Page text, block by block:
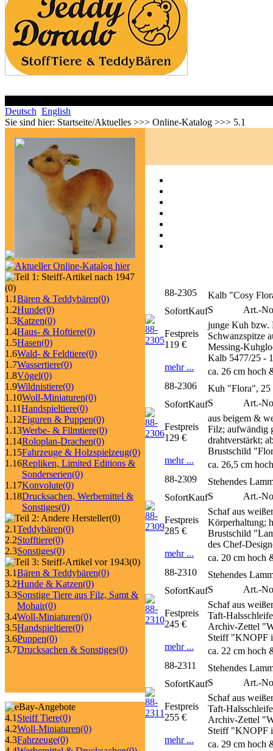
Deutsch English
Sie sind hier: Startseite/Aktuelles >>> Online-Katalog >>> 5.1
(0)
1.1Bären & Teddybären(0)
1.2Hunde(0)
1.3Katzen(0)
1.4Haus- & Hoftiere(0)
1.5Hasen(0)
1.6Wald- & Feldtiere(0)
1.7Wassertiere(0)
1.8Vögel(0)
1.9Wildnistiere(0)
1.10Woll-Miniaturen(0)
1.11Handspieltiere(0)
1.12Figuren & Puppen(0)
1.13Werbe- & Filmtiere(0)
1.14Roloplan-Drachen(0)
1.15Fahrzeuge & Holzspielzeug(0)
1.16Repliken, Limited Editions &
Sonderserien(0)
1.17Konvolute(0)
1.18Drucksachen, Werbemittel &
Sonstiges(0)
(0)
2.1Teddybären(0)
2.2Stofftiere(0)
2.3Sonstiges(0)
(0)
3.1Bären & Teddybären(0)
3.2Hunde & Katzen(0)
3.3Sonstige Tiere aus Filz, Samt &
Mohair(0)
3.4Woll-Miniaturen(0)
3.5Handspieltiere(0)
3.6Puppen(0)
3.7Drucksachen & Sonstiges(0)
4.1 Steiff Tiere(0)
4.2Woll-Miniaturen(0)
4.3Fahrzeuge(0)
88-2305
Kalb "Cosy
S
Art.-
junge Kuh bzw.
Schwanzspitze
Messing-
Kalb 5477/25 -
ca. 26 cm hoch
SofortKauf
Festpreis
119 €
mehr ...
88-2306
Kuh "Flora", 25
S
Art.-
aus beigem &
Filz; aufwändig
drahtverstärkt;
Brustschild
ca. 26,5 cm
SofortKauf
Festpreis
129 €
mehr ...
88-2309
Stehendes
S
Art.-
Schaf aus
Körperhaltung;
Brustschild
des Chef-
ca. 20 cm hoch
SofortKauf
Festpreis
285 €
mehr ...
88-2310
Stehendes
S
Art.-
Schaf aus
Taft-
Archiv-Zettel
Steiff "KNOPF
ca. 22 cm hoch
SofortKauf
Festpreis
245 €
mehr ...
88-2311
Stehendes
S
Art.-
Schaf aus
Taft-
Archiv-Zettel
Steiff "KNOPF
ca. 29 cm hoch
SofortKauf
Festpreis
255 €
mehr ...